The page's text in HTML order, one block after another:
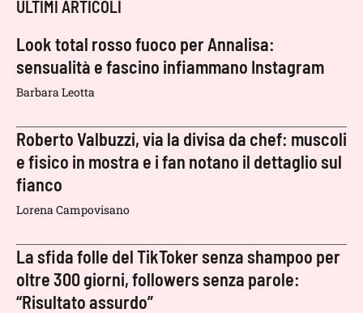
ULTIMI ARTICOLI
Look total rosso fuoco per Annalisa:
sensualità e fascino infiammano Instagram
Barbara Leotta
Roberto Valbuzzi, via la divisa da chef: muscoli
e fisico in mostra e i fan notano il dettaglio sul
fianco
Lorena Campovisano
La sfida folle del TikToker senza shampoo per
oltre 300 giorni, followers senza parole:
“Risultato assurdo”